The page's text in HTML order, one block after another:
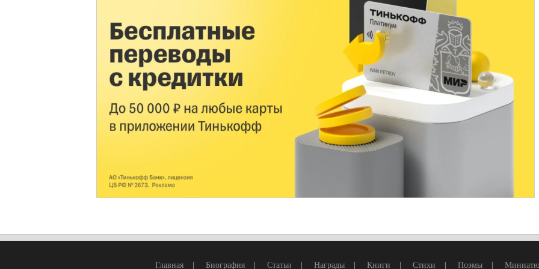
Главная | Биография | Статьи | Награды | Книги | Стихи | Поэмы |